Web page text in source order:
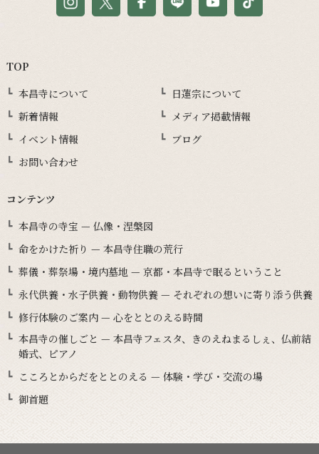
TOP
本昌寺について
日蓮宗について
新着情報
メディア掲載情報
イベント情報
ブログ
お問い合わせ
コンテンツ
本昌寺の寺宝 — 仏像・涅槃図
命をかけた祈り — 本昌寺住職の荒行
葬儀・葬祭場・境内墓地 — 京都・本昌寺で眠るということ
永代供養・水子供養・動物供養 — それぞれの想いに寄り添う供養
修行体験のご案内 — 心をととのえる時間
本昌寺の催しごと — 本昌寺フェスタ、きのえねまるしぇ、仏前結
婚式、ピアノ
こころとからだをととのえる — 体験・学び・交流の場
御首題